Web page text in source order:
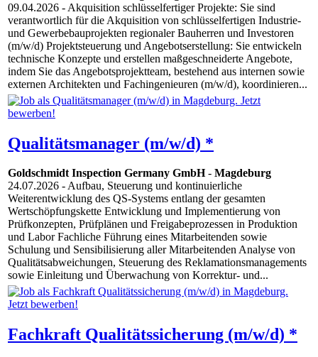
09.04.2026 - Akquisition schlüsselfertiger Projekte: Sie sind
verantwortlich für die Akquisition von schlüsselfertigen Industrie-
und Gewerbebauprojekten regionaler Bauherren und Investoren
(m/w/d) Projektsteuerung und Angebotserstellung: Sie entwickeln
technische Konzepte und erstellen maßgeschneiderte Angebote,
indem Sie das Angebotsprojektteam, bestehend aus internen sowie
externen Architekten und Fachingenieuren (m/w/d), koordinieren...
Qualitätsmanager (m/w/d) *
Goldschmidt Inspection Germany GmbH- Magdeburg
24.07.2026 - Aufbau, Steuerung und kontinuierliche
Weiterentwicklung des QS-Systems entlang der gesamten
Wertschöpfungskette Entwicklung und Implementierung von
Prüfkonzepten, Prüfplänen und Freigabeprozessen in Produktion
und Labor Fachliche Führung eines Mitarbeitenden sowie
Schulung und Sensibilisierung aller Mitarbeitenden Analyse von
Qualitätsabweichungen, Steuerung des Reklamationsmanagements
sowie Einleitung und Überwachung von Korrektur- und...
Fachkraft Qualitätssicherung (m/w/d) *